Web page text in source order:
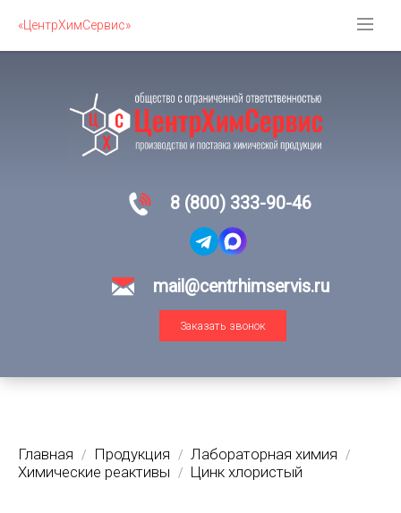
«ЦентрХимСервис»
8 (800) 333-90-46
mail@centrhimservis.ru
Заказать звонок
Главная / Продукция / Лабораторная химия /
Химические реактивы / Цинк хлористый